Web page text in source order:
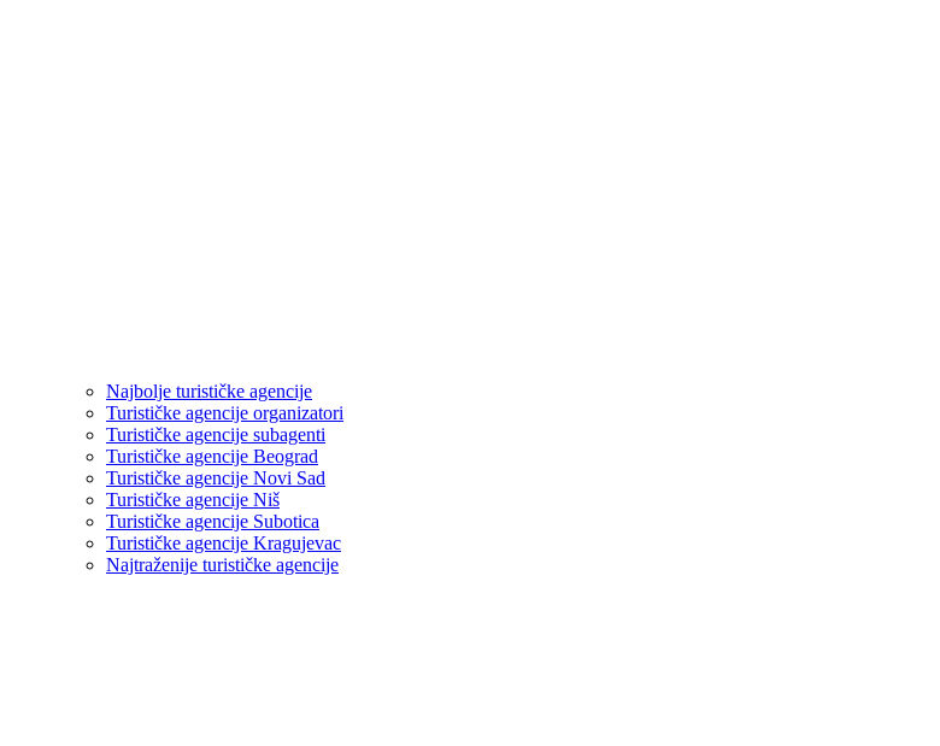
Najbolje turističke agencije
Turističke agencije organizatori
Turističke agencije subagenti
Turističke agencije Beograd
Turističke agencije Novi Sad
Turističke agencije Niš
Turističke agencije Subotica
Turističke agencije Kragujevac
Najtraženije turističke agencije